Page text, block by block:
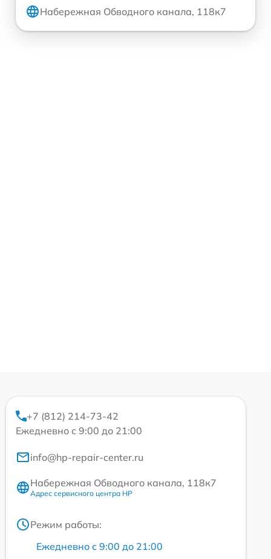
Набережная Обводного канала, 118к7
+7 (812) 214-73-42
Ежедневно с 9:00 до 21:00
info@hp-repair-center.ru
Набережная Обводного канала, 118к7
Адрес сервисного центра HP
Режим работы:
Ежедневно с 9:00 до 21:00